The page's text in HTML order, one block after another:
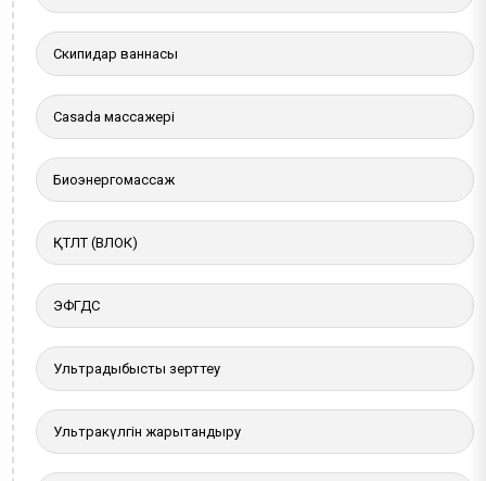
Скипидар ваннасы
Casada массажері
Биоэнергомассаж
ҚТЛТ (ВЛОК)
ЭФГДС
Ультрадыбыстық зерттеу
Ультракүлгін жарықтандыру